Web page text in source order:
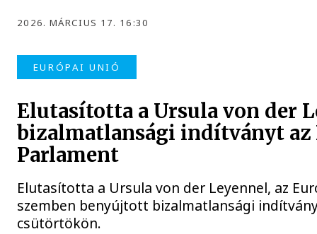
2026. MÁRCIUS 17. 16:30
EURÓPAI UNIÓ
Elutasította a Ursula von der
bizalmatlansági indítványt az
Parlament
Elutasította a Ursula von der Leyennel, az
szemben benyújtott bizalmatlansági
csütörtökön.